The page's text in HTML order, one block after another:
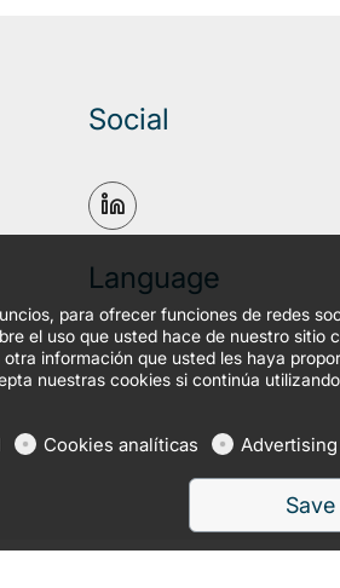
Social
Language
para ofrecer funciones de redes
el uso que usted hace de nuestro sitio
información que usted les haya
nuestras cookies si continúa
Cookies analíticas
Save